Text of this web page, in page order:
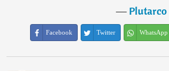
―Plutarco
Facebook Twitter WhatsApp